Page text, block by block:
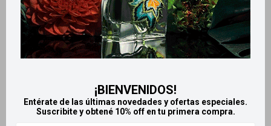
¡BIENVENIDOS!
Entérate de las últimas novedades y ofertas especiales.
Suscribite y obtené 10% off en tu primera compra.